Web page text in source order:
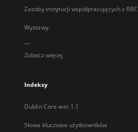
Zasoby instytucji współpracujących z RBC
Wystawy
...
Zobacz więcej
Indeksy
Dublin Core wer.1.1
Słowa kluczowe użytkowników